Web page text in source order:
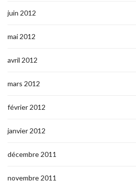
juin 2012
mai 2012
avril 2012
mars 2012
février 2012
janvier 2012
décembre 2011
novembre 2011